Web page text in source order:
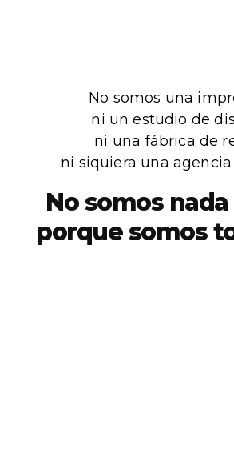
No somos una
ni un estudio de
ni una fábrica de
ni siquiera una
No somos
porque somos